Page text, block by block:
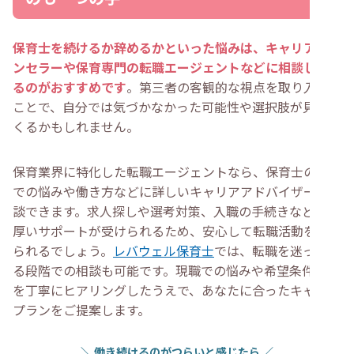
保育士を続けるか辞めるかといった悩みは、キャリアカウ
ンセラーや保育専門の転職エージェントなどに相談してみ
るのがおすすめです。第三者の客観的な視点を取り入れる
ことで、自分では気づかなかった可能性や選択肢が見えて
くるかもしれません。
保育業界に特化した転職エージェントなら、保育士の仕事
での悩みや働き方などに詳しいキャリアアドバイザーに相
談できます。求人探しや選考対策、入職の手続きなど、手
厚いサポートが受けられるため、安心して転職活動を進め
られるでしょう。 レバウェル保育士では、転職を迷ってい
る段階での相談も可能です。現職での悩みや希望条件など
を丁寧にヒアリングしたうえで、あなたに合ったキャリア
プランをご提案します。